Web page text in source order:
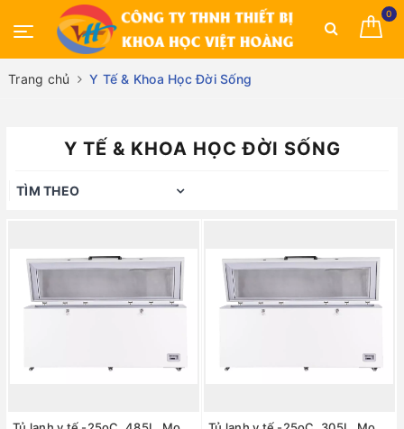
0
Trang chủ Y Tế & Khoa Học Đời Sống
Y TẾ & KHOA HỌC ĐỜI SỐNG
TÌM THEO